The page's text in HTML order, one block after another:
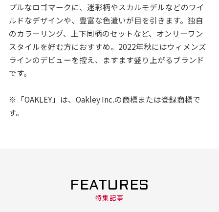
プルなロゴマークに、迷彩柄やスカルモデルなどのワイ
ルドなデザインや、豊富な色遣いが目を引きます。独自
のカラーリング、上下同柄のセットなど、オンリーワン
スタイルを好む方におすすめ。2022年秋にはウィメンズ
ラインのデビューを控え、ますます盛り上がるブランド
です。
※「OAKLEY」は、Oakley Inc.の商標または登録商標で
す。
FEATURES
特集記事